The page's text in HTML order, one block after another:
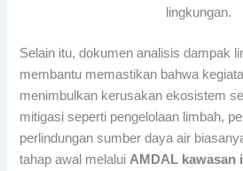
lingkungan.
Selain itu, dokumen analisis dampak
membantu memastikan bahwa
menimbulkan kerusakan ekosistem
mitigasi seperti pengelolaan limbah,
perlindungan sumber daya air
tahap awal melaluiAMDAL kawasan